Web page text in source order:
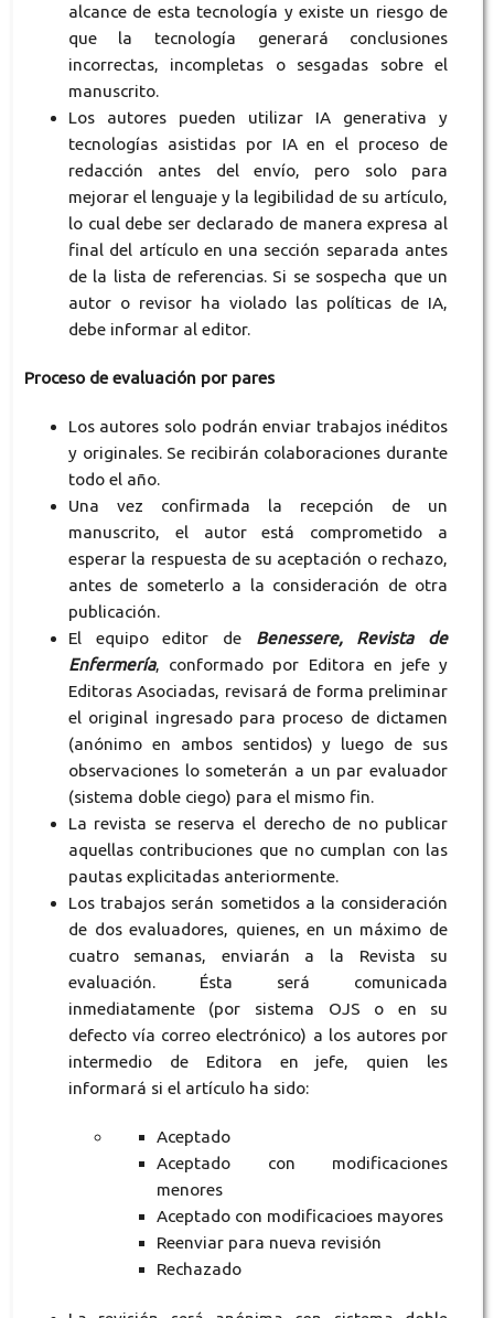
alcance de esta tecnología y existe un riesgo de
que la tecnología generará conclusiones
incorrectas, incompletas o sesgadas sobre el
manuscrito.
Los autores pueden utilizar IA generativa y
tecnologías asistidas por IA en el proceso de
redacción antes del envío, pero solo para
mejorar el lenguaje y la legibilidad de su artículo,
lo cual debe ser declarado de manera expresa al
final del artículo en una sección separada antes
de la lista de referencias. Si se sospecha que un
autor o revisor ha violado las políticas de IA,
debe informar al editor.
Proceso de evaluación por pares
Los autores solo podrán enviar trabajos inéditos
y originales. Se recibirán colaboraciones durante
todo el año.
Una vez confirmada la recepción de un
manuscrito, el autor está comprometido a
esperar la respuesta de su aceptación o rechazo,
antes de someterlo a la consideración de otra
publicación.
El equipo editor de Benessere, Revista de
Enfermería, conformado por Editora en jefe y
Editoras Asociadas, revisará de forma preliminar
el original ingresado para proceso de dictamen
(anónimo en ambos sentidos) y luego de sus
observaciones lo someterán a un par evaluador
(sistema doble ciego) para el mismo fin.
La revista se reserva el derecho de no publicar
aquellas contribuciones que no cumplan con las
pautas explicitadas anteriormente.
Los trabajos serán sometidos a la consideración
de dos evaluadores, quienes, en un máximo de
cuatro semanas, enviarán a la Revista su
evaluación. Ésta será comunicada
inmediatamente (por sistema OJS o en su
defecto vía correo electrónico) a los autores por
intermedio de Editora en jefe, quien les
informará si el artículo ha sido:
Aceptado
Aceptado con modificaciones
menores
Aceptado con modificacioes mayores
Reenviar para nueva revisión
Rechazado